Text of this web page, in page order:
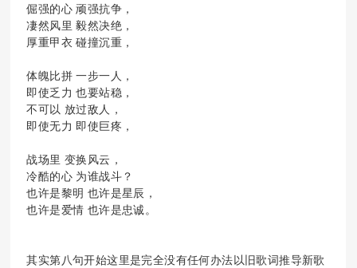
倔强的心 顽强抗争，
凄然风里 毅然决绝，
厚重甲衣 碰撞沉重，
体魄比拼 一步一人，
即使乏力 也要站稳，
不可以 放过敌人，
即使无力 即使巨疼，
战场里 变换风云，
冷酷的心 为谁战斗？
也许是黎明 也许是星辰，
也许是爱情 也许是忠诚。
其实第八句开始这里是完全没有任何办法以旧歌词推导新歌